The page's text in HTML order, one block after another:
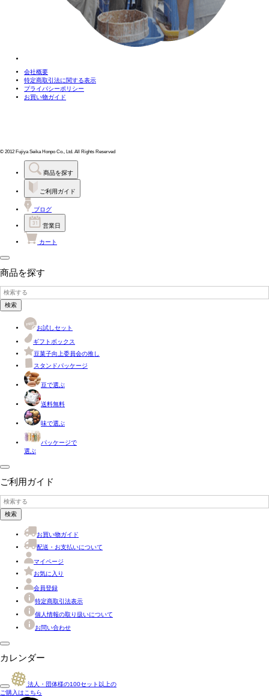
会社概要
特定商取引法に関する表示
プライバシーポリシー
お買い物ガイド
© 2012 Fujiya Seika Honpo Co., Ltd. All Rights Reserved
商品を探す
ご利用ガイド
ブログ
営業日
カート
商品を探す
検索
お試しセット
ギフトボックス
豆菓子向上委員会の推し
スタンドパッケージ
豆で選ぶ
送料無料
味で選ぶ
パッケージで
選ぶ
ご利用ガイド
検索
お買い物ガイド
配送・お支払いについて
マイページ
お気に入り
会員登録
特定商取引法表示
個人情報の取り扱いについて
お問い合わせ
カレンダー
法人・団体様の100セット以上の
ご購入はこちら